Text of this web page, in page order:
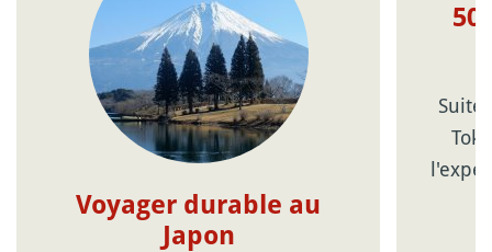
Voyager durable au
Japon
50
Suite